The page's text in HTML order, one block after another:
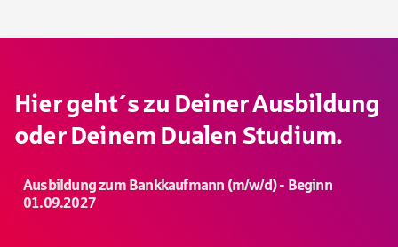
Hier geht´s zu Deiner Ausbildung
oder Deinem Dualen Studium.
Ausbildung zum Bankkaufmann (m/w/d) - Beginn
01.09.2027